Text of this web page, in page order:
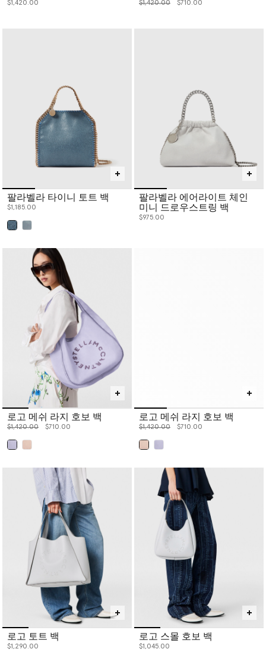
$1,420.00 价格从
$1,420.00下降至
$710.00
팔라벨라 타이니 토트 백
$1,185.00
팔라벨라 에어라이트 체인
미니 드로우스트링 백
$975.00
로고 메쉬 라지 호보 백
价格从
$1,420.00下降至
$710.00
로고 메쉬 라지 호보 백
价格从
$1,420.00下降至
$710.00
로고 토트 백
$1,290.00
로고 스몰 호보 백
$1,045.00